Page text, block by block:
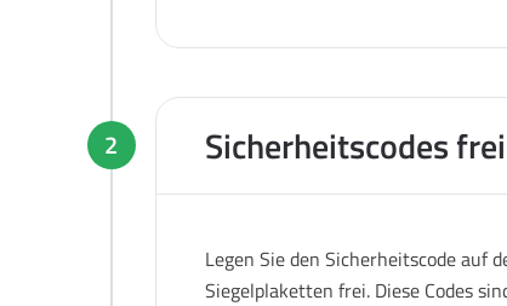
2 Sicherheitscodes
Legen Sie den Sicherheitscode auf
Siegelplaketten frei. Diese Codes